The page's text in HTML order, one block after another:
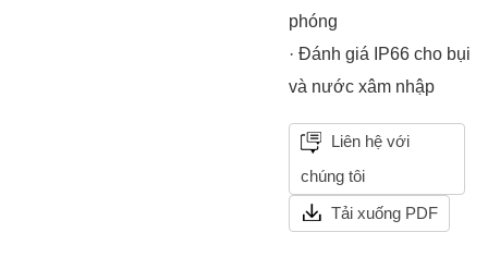
phóng
· Đánh giá IP66 cho bụi
và nước xâm nhập
Liên hệ với
chúng tôi
Tải xuống PDF